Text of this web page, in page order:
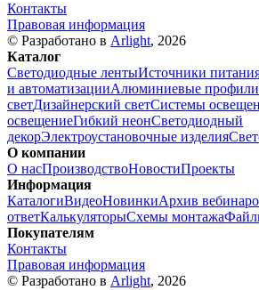
Контакты
Правовая информация
© Разработано в Arlight, 2026
Каталог
Светодиодные лентыИсточники
и автоматизацииАлюминиевые профили
светДизайнерский светСистемы
освещениеГибкий неонСветодиодный
декорЭлектроустановочные изделия
О компании
О насПроизводствоНовостиПроекты
Информация
КаталогиВидеоНовинкиАрхив
ответКалькуляторыСхемы монтажа
Покупателям
Контакты
Правовая информация
© Разработано в Arlight, 2026